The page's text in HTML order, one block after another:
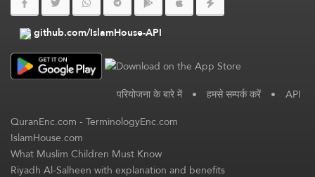
github.com/IslamHouse-API
परियोजना के बारे में • हमसे सम्पर्क करें • API
QuranEnc.com-TerminologyEnc.com
IslamHouse.com
What Muslim Children Must Know
Riyadh Al-Salheen with explanation and benefits